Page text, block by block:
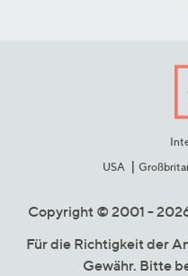
USA
Copyright © 2001 -
Für die Richtigkeit der
Gewähr. Bitte